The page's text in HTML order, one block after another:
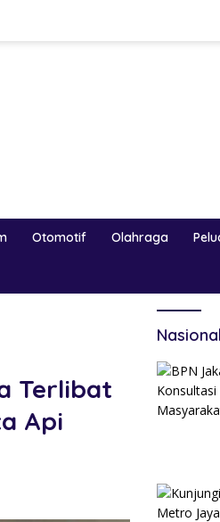
Otomotif Olahraga
Terlibat
Api